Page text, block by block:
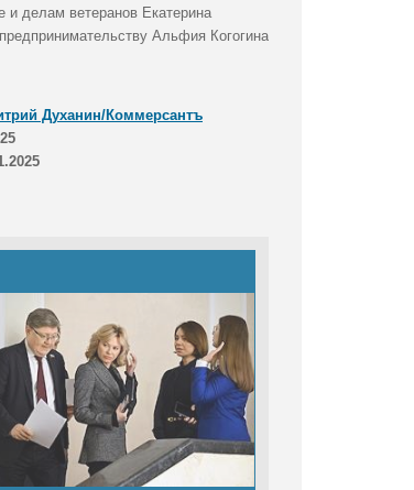
и делам ветеранов Екатерина
Альфия Когогина
Духанин/Коммерсантъ